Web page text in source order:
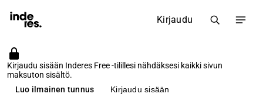
Kirjaudu
Kirjaudu sisään Inderes Free -tilillesi nähdäksesi kaikki sivun
maksuton sisältö.
Luo ilmainen tunnus
Kirjaudu sisään